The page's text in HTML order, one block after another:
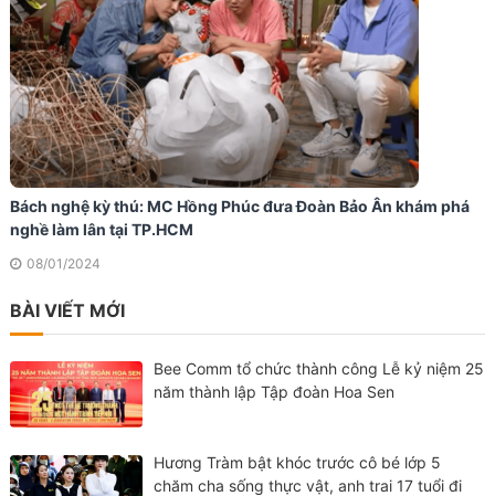
Bách nghệ kỳ thú: MC Hồng Phúc đưa Đoàn Bảo Ân khám phá
nghề làm lân tại TP.HCM
08/01/2024
BÀI VIẾT MỚI
Bee Comm tổ chức thành công Lễ kỷ niệm 25
năm thành lập Tập đoàn Hoa Sen
Hương Tràm bật khóc trước cô bé lớp 5
chăm cha sống thực vật, anh trai 17 tuổi đi